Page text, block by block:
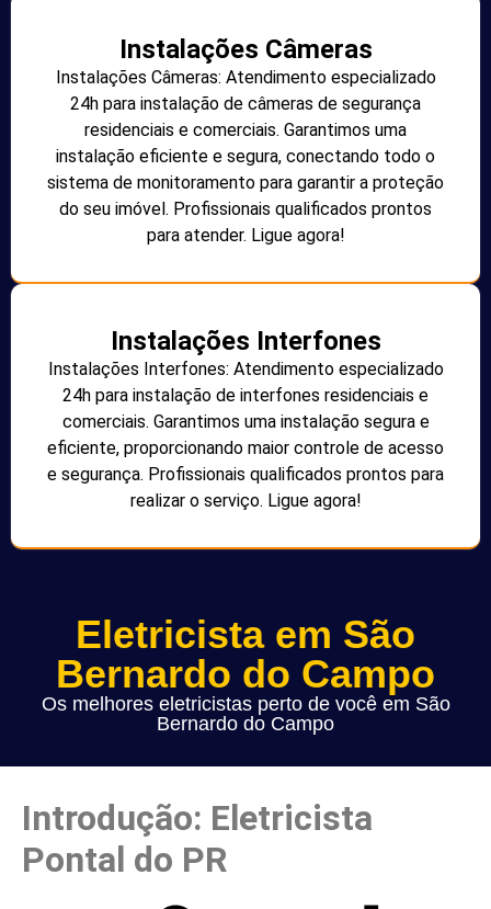
Instalações Câmeras
Instalações Câmeras: Atendimento especializado
24h para instalação de câmeras de segurança
residenciais e comerciais. Garantimos uma
instalação eficiente e segura, conectando todo o
sistema de monitoramento para garantir a proteção
do seu imóvel. Profissionais qualificados prontos
para atender. Ligue agora!
Instalações Interfones
Instalações Interfones: Atendimento especializado
24h para instalação de interfones residenciais e
comerciais. Garantimos uma instalação segura e
eficiente, proporcionando maior controle de acesso
e segurança. Profissionais qualificados prontos para
realizar o serviço. Ligue agora!
Eletricista em São
Bernardo do Campo
Os melhores eletricistas perto de você em São
Bernardo do Campo
Introdução: Eletricista
Pontal do PR